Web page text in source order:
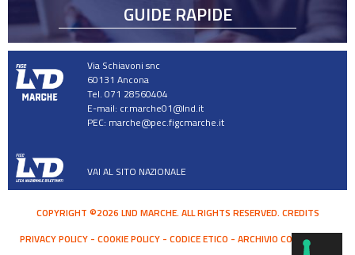
GUIDE RAPIDE
Via Schiavoni snc
60131 Ancona
Tel. 071 28560404
E-mail: cr.marche01@lnd.it
PEC: marche@pec.figcmarche.it
VAI AL SITO NAZIONALE
COPYRIGHT ©2026 LND MARCHE. ALL RIGHTS RESERVED. CREDITS
PRIVACY POLICY
COOKIE POLICY CODICE ETICO ARCHIVIO COMUNICATI